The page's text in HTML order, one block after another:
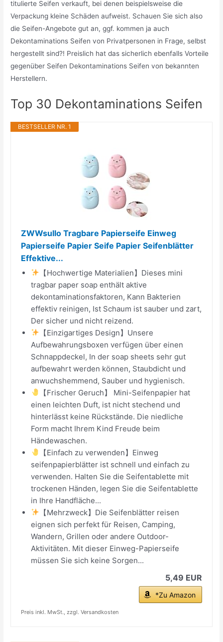
titulierte Seifen verkauft, bei denen beispielsweise die
Verpackung kleine Schäden aufweist. Schauen Sie sich also
die Seifen-Angebote gut an, ggf. kommen ja auch
Dekontaminations Seifen von Privatpersonen in Frage, selbst
hergestellt sind?! Preislich hat das sicherlich ebenfalls Vorteile
gegenüber Seifen Dekontaminations Seifen von bekannten
Herstellern.
Top 30 Dekontaminations Seifen
BESTSELLER NR. 1
ZWWsullo Tragbare Papierseife Einweg
Papierseife Papier Seife Papier Seifenblätter
Effektive...
【Hochwertige Materialien】Dieses mini
tragbar paper soap enthält aktive
dekontaminationsfaktoren, Kann Bakterien
effektiv reinigen, Ist Schaum ist sauber und zart,
Der sicher und nicht reizend.
【Einzigartiges Design】Unsere
Aufbewahrungsboxen verfügen über einen
Schnappdeckel, In der soap sheets sehr gut
aufbewahrt werden können, Staubdicht und
anwuchshemmend, Sauber und hygienisch.
【Frischer Geruch】 Mini-Seifenpapier hat
einen leichten Duft, ist nicht stechend und
hinterlässt keine Rückstände. Die niedliche
Form macht Ihrem Kind Freude beim
Händewaschen.
【Einfach zu verwenden】Einweg
seifenpapierblätter ist schnell und einfach zu
verwenden. Halten Sie die Seifentablette mit
trockenen Händen, legen Sie die Seifentablette
in Ihre Handfläche...
【Mehrzweck】Die Seifenblätter reisen
eignen sich perfekt für Reisen, Camping,
Wandern, Grillen oder andere Outdoor-
Aktivitäten. Mit dieser Einweg-Papierseife
müssen Sie sich keine Sorgen...
5,49 EUR
*Zu Amazon
Preis inkl. MwSt., zzgl. Versandkosten